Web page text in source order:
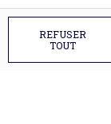
REFUSER
TOUT